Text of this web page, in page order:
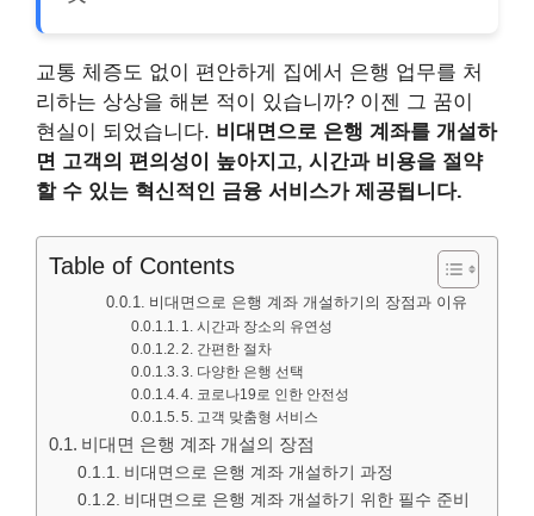
교통 체증도 없이 편안하게 집에서 은행 업무를 처
리하는 상상을 해본 적이 있습니까? 이젠 그 꿈이
현실이 되었습니다. 비대면으로 은행 계좌를 개설하
면 고객의 편의성이 높아지고, 시간과 비용을 절약
할 수 있는 혁신적인 금융 서비스가 제공됩니다.
Table of Contents
비대면으로 은행 계좌 개설하기의 장점과 이유
1. 시간과 장소의 유연성
2. 간편한 절차
3. 다양한 은행 선택
4. 코로나19로 인한 안전성
5. 고객 맞춤형 서비스
비대면 은행 계좌 개설의 장점
비대면으로 은행 계좌 개설하기 과정
비대면으로 은행 계좌 개설하기 위한 필수 준비